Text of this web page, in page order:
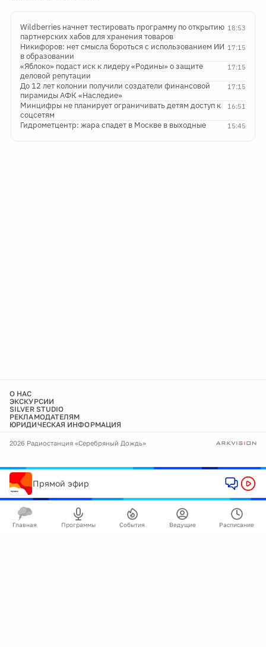
18:53
Wildberries начнет тестировать программу по открытию
партнерских хабов для хранения товаров
17:15
Никифоров: нет смысла бороться с использованием ИИ
в образовании
17:15
«Яблоко» подаст иск к лидеру «Родины» о защите
деловой репутации
17:15
До 12 лет колонии получили создатели финансовой
пирамиды АФК «Наследие»
16:51
Минцифры не планирует ограничивать детям доступ к
соцсетям
15:45
Гидрометцентр: жара спадет в Москве в выходные
О НАС
ЭКСКУРСИИ
SILVER STUDIO
РЕКЛАМОДАТЕЛЯМ
ЮРИДИЧЕСКАЯ ИНФОРМАЦИЯ
2026 Радиостанция «Серебряный Дождь»
Прямой эфир
Главная Программы События Ведущие Расписание